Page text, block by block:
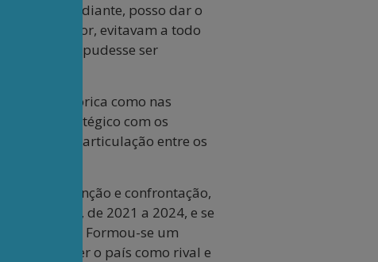
2008 em diante, posso dar o
superior, evitavam a todo
ou que pudesse ser
na retórica como nas
estratégico com os
a articulação entre os
de contenção e confrontação,
Joe Biden, de 2021 a 2024, e se
passado. Formou-se um
a ver o país como rival e